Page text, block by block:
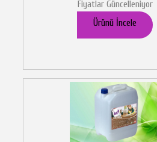
Fiyatlar Güncelleniyor
Ürünü İncele